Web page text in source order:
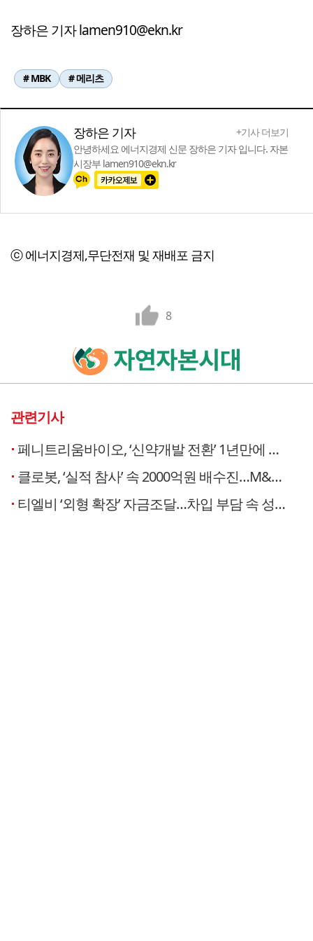
장하은 기자 lamen910@ekn.kr
# MBK # 메리츠
장하은 기자
+기사 더보기
안녕하세요 에너지경제 신문 장하은 기자 입니다. 자본
시장부 lamen910@ekn.kr
ⓒ 에너지경제,무단전재 및 재배포 금지
8
관련기사
페니트리움바이오, ‘신약개발 전환’ 1년만에 주주에 손벌려… ‘생존 실험’ 베팅 [장하은의 유증 리포트]
클로봇, ‘실적 참사’ 속 2000억원 배수진…M&A, 도약인가 도박인가 [장하은의 유증 리포트]
티엘비 ‘외형 확장’ 자금조달…차입 부담 속 성장 승부수 [장하은의 유증 리포트]